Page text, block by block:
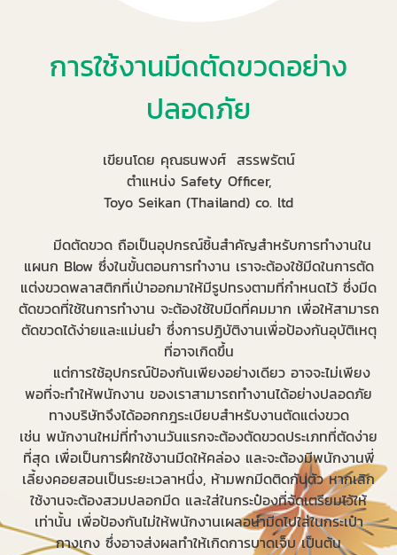
การใช้งานมีดตัดขวดอย่าง
ปลอดภัย
เขียนโดย คุณธนพงศ์ สรรพรัตน์
ตำแหน่ง Safety Officer,
Toyo Seikan (Thailand) co. ltd
มีดตัดขวด ถือเป็นอุปกรณ์ชิ้นสำคัญสำหรับการทำงานใน
แผนก Blow ซึ่งในขั้นตอนการทำงาน เราจะต้องใช้มีดในการตัด
แต่งขวดพลาสติกที่เป่าออกมาให้มีรูปทรงตามที่กำหนดไว้ ซึ่งมีด
ตัดขวดที่ใช้ในการทำงาน จะต้องใช้ใบมีดที่คมมาก เพื่อให้สามารถ
ตัดขวดได้ง่ายและแม่นยำ ซึ่งการปฏิบัติงานเพื่อป้องกันอุบัติเหตุ
ที่อาจเกิดขึ้น
แต่การใช้อุปกรณ์ป้องกันเพียงอย่างเดียว อาจจะไม่เพียง
พอที่จะทำให้พนักงาน ของเราสามารถทำงานได้อย่างปลอดภัย
ทางบริษัทจึงได้ออกกฎระเบียบสำหรับงานตัดแต่งขวด
เช่น พนักงานใหม่ที่ทำงานวันแรกจะต้องตัดขวดประเภทที่ตัดง่าย
ที่สุด เพื่อเป็นการฝึกใช้งานมีดให้คล่อง และจะต้องมีพนักงานพี่
เลี้ยงคอยสอนเป็นระยะเวลาหนึ่ง, ห้ามพกมีดติดกับตัว หากเลิก
ใช้งานจะต้องสวมปลอกมีด และใส่ในกระป๋องที่จัดเตรียมไว้ให้
เท่านั้น เพื่อป้องกันไม่ให้พนักงานเผลอนำมีดไปใส่ในกระเป๋า
กางเกง ซึ่งอาจส่งผลทำให้เกิดการบาดเจ็บ เป็นต้น